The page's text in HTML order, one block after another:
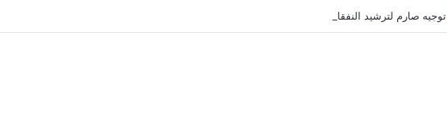
توجيه صارم لترشيد النفقات وتعزيز موارد الدولة يسِم إعداد ميزانية 2027